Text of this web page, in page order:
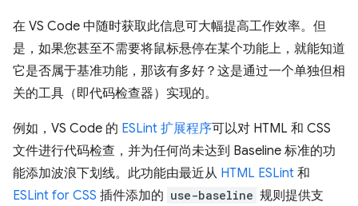
在 VS Code 中随时获取此信息可大幅提高工作效率。但
是，如果您甚至不需要将鼠标悬停在某个功能上，就能知道
它是否属于基准功能，那该有多好？这是通过一个单独但相
关的工具（即代码检查器）实现的。
例如，VS Code 的 ESLint 扩展程序可以对 HTML 和 CSS
文件进行代码检查，并为任何尚未达到 Baseline 标准的功
能添加波浪下划线。此功能由最近从 HTML ESLint 和
ESLint for CSS 插件添加的 use-baseline 规则提供支